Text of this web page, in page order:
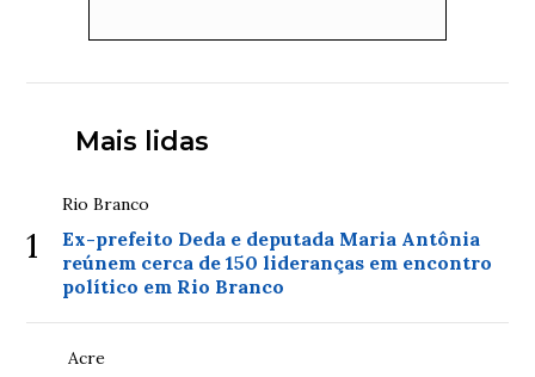
Mais lidas
1
Rio Branco
Ex-prefeito Deda e deputada Maria Antônia
reúnem cerca de 150 lideranças em encontro
político em Rio Branco
Acre